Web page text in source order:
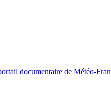
documentaire de Météo-